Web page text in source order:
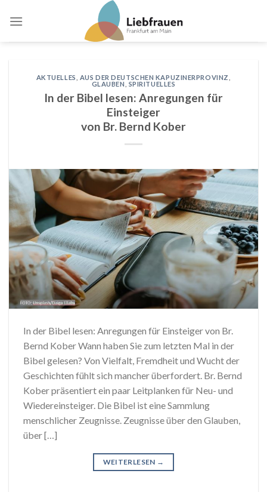
AKTUELLES AUS DER DEUTSCHEN KAPUZINERPROVINZ
GLAUBEN
SPIRITUELLES
In der Bibel lesen: Anregungen für
Einsteiger
von Br. Bernd Kober
In der Bibel lesen: Anregungen für Einsteiger von Br.
Bernd Kober Wann haben Sie zum letzten Mal in der
Bibel gelesen? Von Vielfalt, Fremdheit und Wucht der
Geschichten fühlt sich mancher überfordert. Br. Bernd
Kober präsentiert ein paar Leitplanken für Neu- und
Wiedereinsteiger. Die Bibel ist eine Sammlung
menschlicher Zeugnisse. Zeugnisse über den Glauben,
über […]
WEITERLESEN →